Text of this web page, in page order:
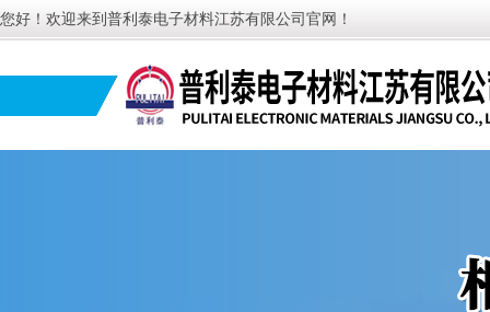
您好！欢迎来到普利泰电子材料江苏有限公司官网！